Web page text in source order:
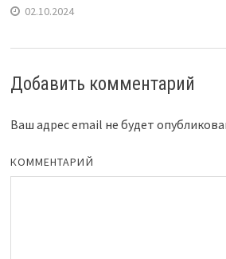
02.10.2024
Добавить комментарий
Ваш адрес email не будет
КОММЕНТАРИЙ